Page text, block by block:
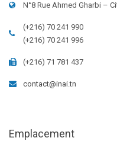
N°8 Rue Ahmed Gharbi –
(+216) 70 241 990
(+216) 70 241 996
(+216) 71 781 437
contact@inai.tn
Emplacement